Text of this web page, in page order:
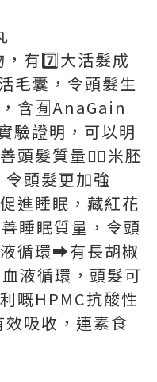
有7️⃣大活髮成
毛囊，令頭髮生
含🈶AnaGain
驗證明，可以明
髮質量👉🏻米胚
頭髮更加強
進睡眠，藏紅花
睡眠質量，令頭
循環➡️有長胡椒
液循環，頭髮可
嘅HPMC抗酸性
吸收，連素食